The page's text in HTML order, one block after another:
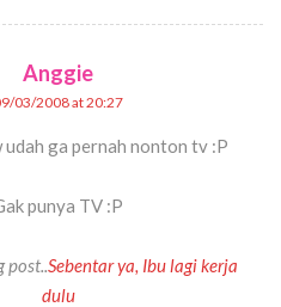
Anggie
03/2008 at 20:27
ga pernah nonton tv :P
punya TV :P
post..Sebentar ya, Ibu lagi kerja
dulu